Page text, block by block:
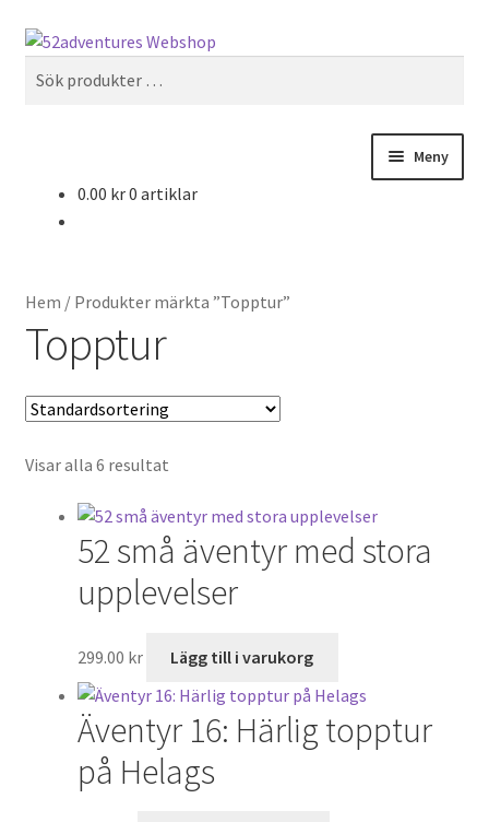
Hoppa
navigering
Hoppa
innehåll
Sök
Meny
Mitt konto
Till kassan
Varukorg
0.00 kr0 artiklar
Hem / Produkter märkta ”Topptur”
Topptur
Visar alla 6 resultat
52 små äventyr med stora
upplevelser
299.00 kr Lägg till i varukorg
Äventyr 16: Härlig topptur
på Helags